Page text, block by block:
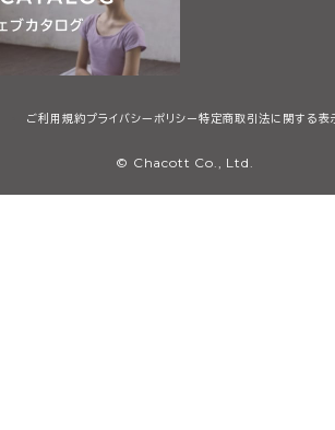
ご利用規約プライバシーポリシー特定商取引法に関する表
© Chacott Co., Ltd.